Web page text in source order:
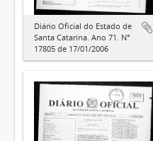
Diário Oficial do Estado de
Santa Catarina. Ano 71. N°
17805 de 17/01/2006